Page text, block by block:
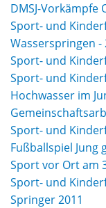
DMSJ-Vorkämpfe
Sport- und
Wasserspringen -
Sport- und
Sport- und
Hochwasser im
Sport- und
Fußballspiel Jung
Sport vor Ort am
Sport- und
Springer 2011